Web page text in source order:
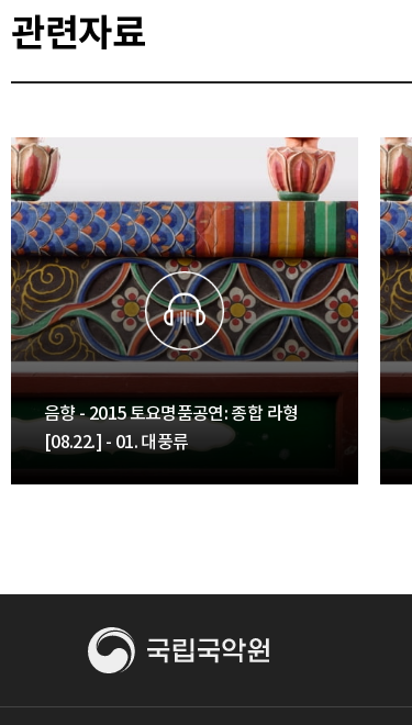
관련자료
음향 - 2015 토요명품공연: 종합 라형
[08.22.] - 01. 대풍류